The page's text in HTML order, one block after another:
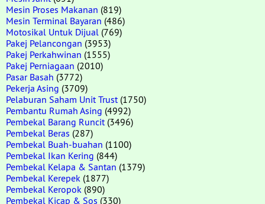
Mesin Proses Makanan (819)
Mesin Terminal Bayaran (486)
Motosikal Untuk Dijual (769)
Pakej Pelancongan (3953)
Pakej Perkahwinan (1555)
Pakej Perniagaan (2010)
Pasar Basah (3772)
Pekerja Asing (3709)
Pelaburan Saham Unit Trust (1750)
Pembantu Rumah Asing (4992)
Pembekal Barang Runcit (3496)
Pembekal Beras (287)
Pembekal Buah-buahan (1100)
Pembekal Ikan Kering (844)
Pembekal Kelapa & Santan (1379)
Pembekal Kerepek (1877)
Pembekal Keropok (890)
Pembekal Kicap & Sos (330)